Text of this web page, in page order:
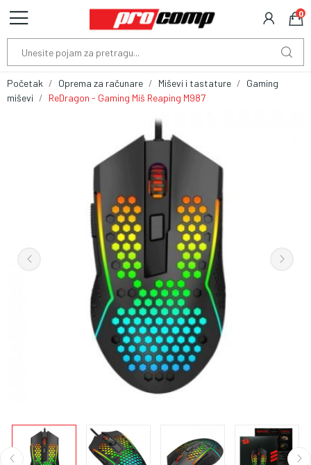
0
Početak Oprema za računare Miševi i tastature
Gaming
miševi
ReDragon - Gaming Miš Reaping M987